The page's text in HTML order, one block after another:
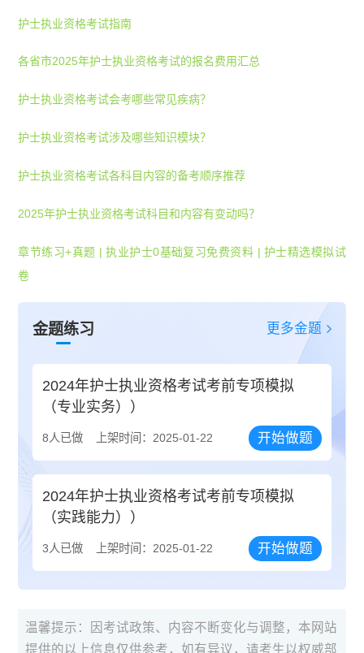
护士执业资格考试指南
各省市2025年护士执业资格考试的报名费用汇总
护士执业资格考试会考哪些常见疾病？
护士执业资格考试涉及哪些知识模块？
护士执业资格考试各科目内容的备考顺序推荐
2025年护士执业资格考试科目和内容有变动吗？
章节练习+真题 |执业护士0基础复习免费资料 | 护士精选模拟试
卷
金题练习 更多金题
2024年护士执业资格考试考前专项模拟
（专业实务））
8人已做 上架时间：2025-01-22 开始做题
2024年护士执业资格考试考前专项模拟
（实践能力））
3人已做 上架时间：2025-01-22 开始做题
温馨提示：因考试政策、内容不断变化与调整，本网站
提供的以上信息仅供参考，如有异议，请考生以权威部